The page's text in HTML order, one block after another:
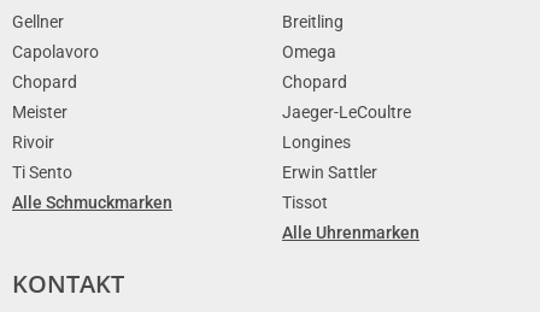
Gellner
Capolavoro
Chopard
Meister
Rivoir
Ti Sento
Alle Schmuckmarken
Breitling
Omega
Chopard
Jaeger-LeCoultre
Longines
Erwin Sattler
Tissot
Alle Uhrenmarken
KONTAKT